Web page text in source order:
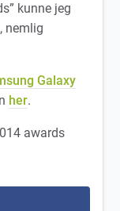
kunne jeg
nemlig
Galaxy
her.
awards